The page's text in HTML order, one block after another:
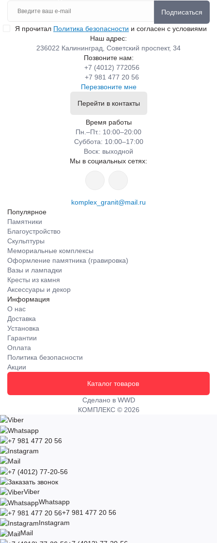
Подписаться
Я прочитал Политика безопасности и согласен с условиями
Наш адрес:
236022 Калининград, Советский проспект, 34
Позвоните нам:
+7 (4012) 772056
+7 981 477 20 56
Перезвоните мне
Перейти в контакты
Время работы
Пн.–Пт.: 10:00–20:00​​
Суббота: 10:00–17:00
​Воск: выходной
Мы в социальных сетях:
komplex_granit@mail.ru
Популярное
Памятники
Благоустройство
Скульптуры
Мемориальные комплексы
Оформление памятника (гравировка)
Вазы и лампадки
Кресты из камня
Аксессуары и декор
Информация
О нас
Доставка
Установка
Гарантии
Оплата
Политика безопасности
Акции
Каталог товаров
Сделано в WWD
КОМПЛЕКС © 2026
Viber
Whatsapp
+7 981 477 20 56
Instagram
Mail